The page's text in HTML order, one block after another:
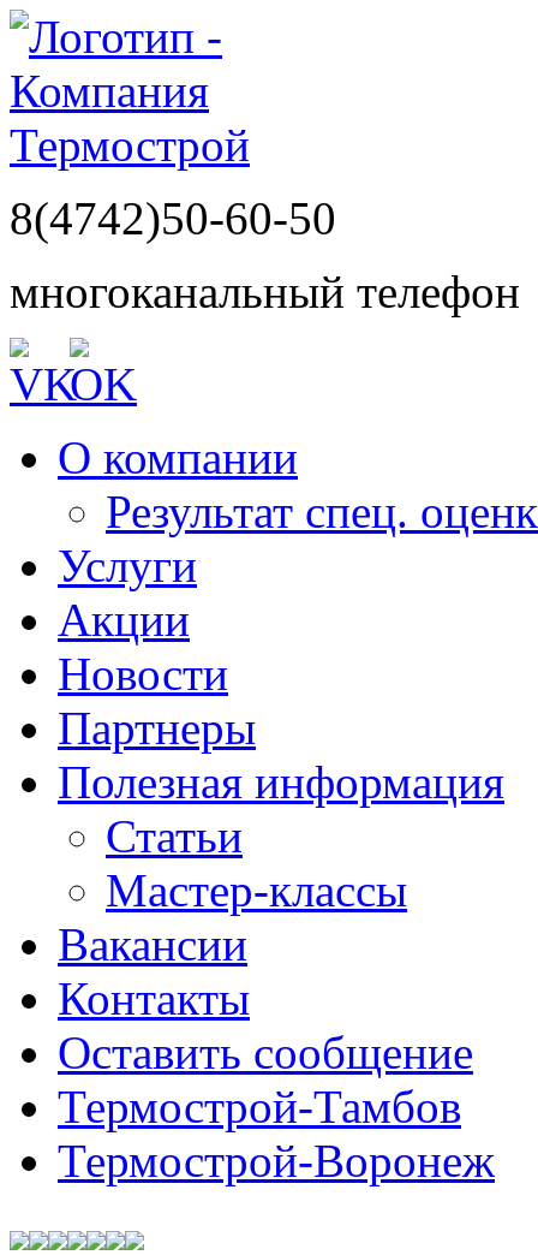
8(4742)50-60-50
многоканальный телефон
О компании
Результат спец.
Услуги
Акции
Новости
Партнеры
Полезная информация
Статьи
Мастер-классы
Вакансии
Контакты
Оставить сообщение
Термострой-Тамбов
Термострой-Воронеж